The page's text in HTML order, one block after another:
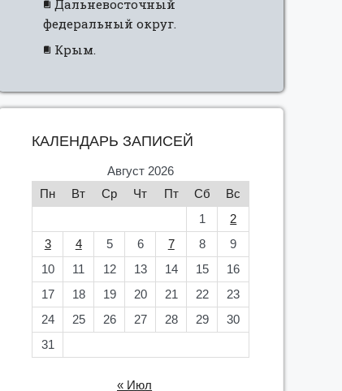
Дальневосточный
федеральный округ.
Крым.
КАЛЕНДАРЬ ЗАПИСЕЙ
Август 2026
Пн
Вт Ср Чт Пт Сб
Вс
1
2
3
4 5 6 7 8
9
10
11 12 13 14 15
16
17
18 19 20 21 22
23
24
25 26 27 28 29
30
31
« Июл